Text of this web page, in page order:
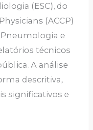
(ESC), do
(ACCP)
Pneumologia e
técnicos
A análise
descritiva,
significativos e